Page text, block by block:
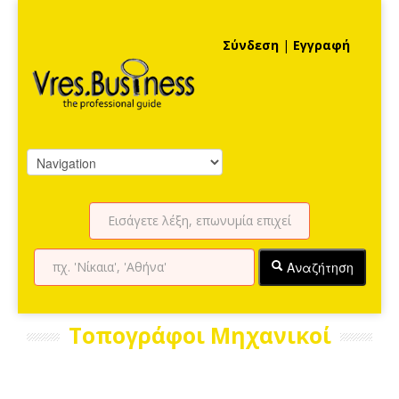
Σύνδεση | Εγγραφή
Αναζήτηση
Τοπογράφοι Μηχανικοί